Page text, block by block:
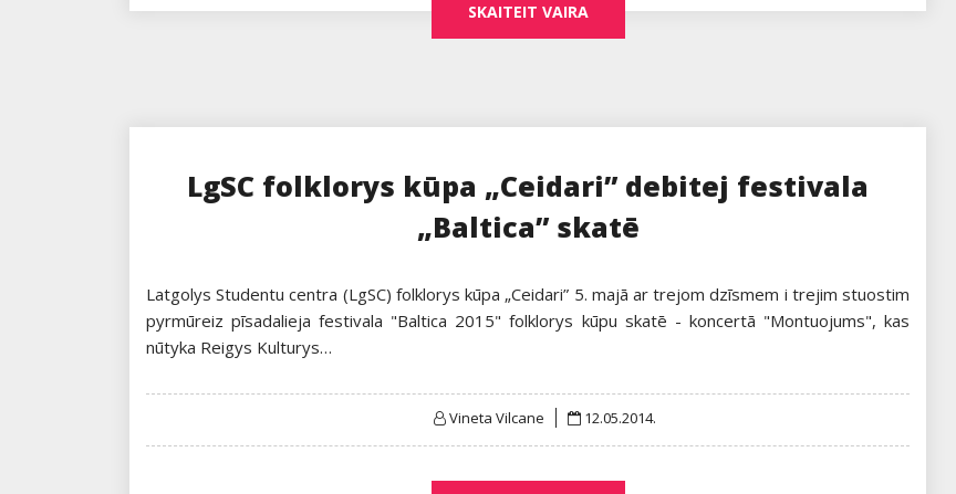
SKAITEIT VAIRA
LgSC folklorys kūpa „Ceidari” debitej festivala
„Baltica” skatē
Latgolys Studentu centra (LgSC) folklorys kūpa „Ceidari” 5. majā ar trejom dzīsmem i trejim stuostim
pyrmūreiz pīsadalieja festivala "Baltica 2015" folklorys kūpu skatē - koncertā "Montuojums", kas
nūtyka Reigys Kulturys…
Vineta Vilcane
Posted
12.05.2014.